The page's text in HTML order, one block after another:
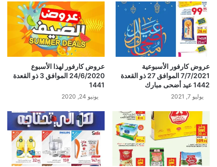
عروض كارفور الأسبوعية
7/7/2021 الموافق 27 ذو القعدة
1442 عيد أضحى مبارك
يوليو 7, 2021
عروض كارفور لهذا الأسبوع
24/6/2020 الموافق 3 ذو القعدة
1441
يونيو 24, 2020